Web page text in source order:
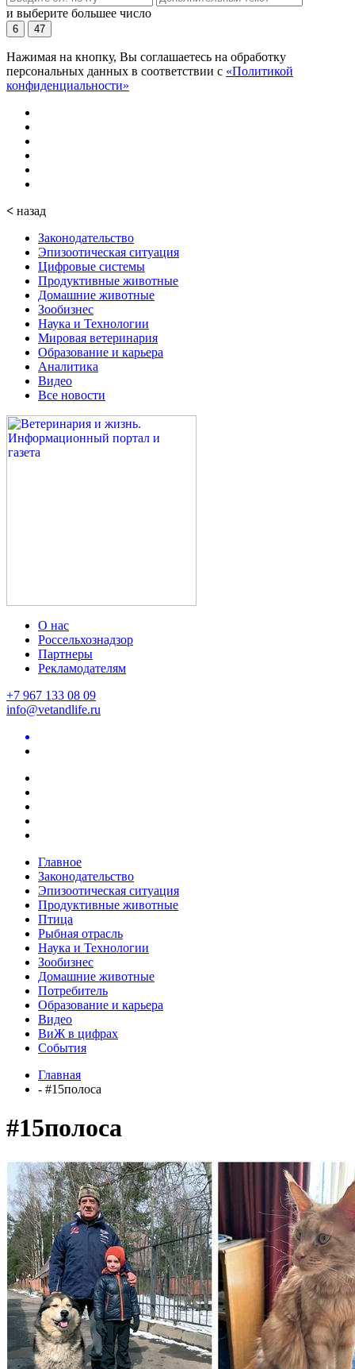
и выберите большее число
6 47
Нажимая на кнопку, Вы соглашаетесь на обработку
персональных данных в соответствии с «Политикой
конфиденциальности»
< назад
Законодательство
Эпизоотическая ситуация
Цифровые системы
Продуктивные животные
Домашние животные
Зообизнес
Наука и Технологии
Мировая ветеринария
Образование и карьера
Аналитика
Видео
Все новости
О нас
Россельхознадзор
Партнеры
Рекламодателям
+7 967 133 08 09
info@vetandlife.ru
Главное
Законодательство
Эпизоотическая ситуация
Продуктивные животные
Птица
Рыбная отрасль
Наука и Технологии
Зообизнес
Домашние животные
Потребитель
Образование и карьера
Видео
ВиЖ в цифрах
События
Главная
- #15полоса
#15полоса